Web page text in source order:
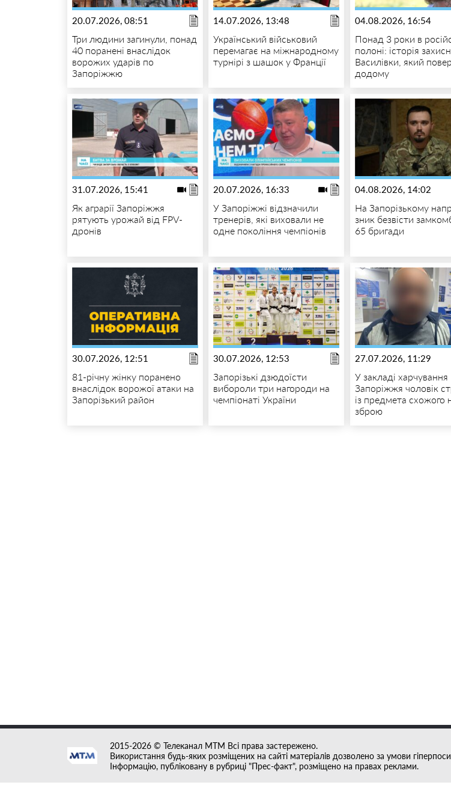
20.07.2026, 08:51
Три людини загинули, понад
40 поранені внаслідок
ворожих ударів по
Запоріжжю
14.07.2026, 13:48
Український військовий
перемагає на міжнародному
турнірі з шашок у Франції
04.08.2026, 16:54
Понад 3 роки в
полоні: історія
Василівки, який
додому
31.07.2026, 15:41
Як аграрії Запоріжжя
рятують урожай від FPV-
дронів
20.07.2026, 16:33
У Запоріжжі відзначили
тренерів, які виховали не
одне покоління чемпіонів
04.08.2026, 14:02
На Запорізькому
зник безвісти
65 бригади
30.07.2026, 12:51
81-річну жінку поранено
внаслідок ворожої атаки на
Запорізький район
30.07.2026, 12:53
Запорізькі дзюдоїсти
вибороли три нагороди на
чемпіонаті України
27.07.2026, 11:29
У закладі харчування
Запоріжжя чоловік
із предмета схожого
зброю
2015-2026 © Телеканал MTM Всі права застережено.
Використання будь-яких розміщених на сайті матеріалів дозволено за умови
Інформацію, публіковану в рубриці "Прес-факт", розміщено на правах реклами.